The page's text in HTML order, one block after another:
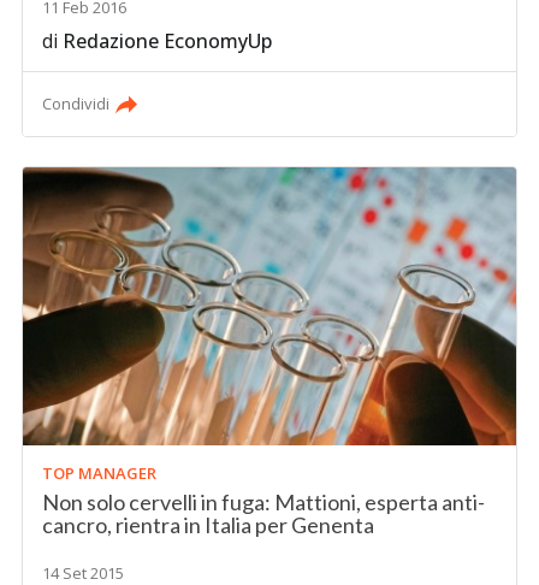
11 Feb 2016
di Redazione EconomyUp
Condividi
TOP MANAGER
Non solo cervelli in fuga: Mattioni, esperta anti-
cancro, rientra in Italia per Genenta
14 Set 2015